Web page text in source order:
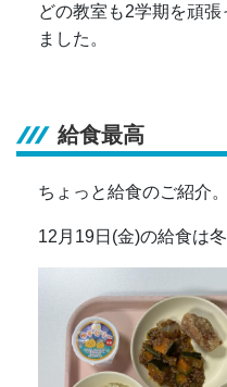
どの教室も2学期を頑
ました。
給食最高
ちょっと給食のご紹介。
12月19日(金)の給食は